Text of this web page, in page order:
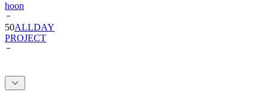
50ALLDAY
PROJECT